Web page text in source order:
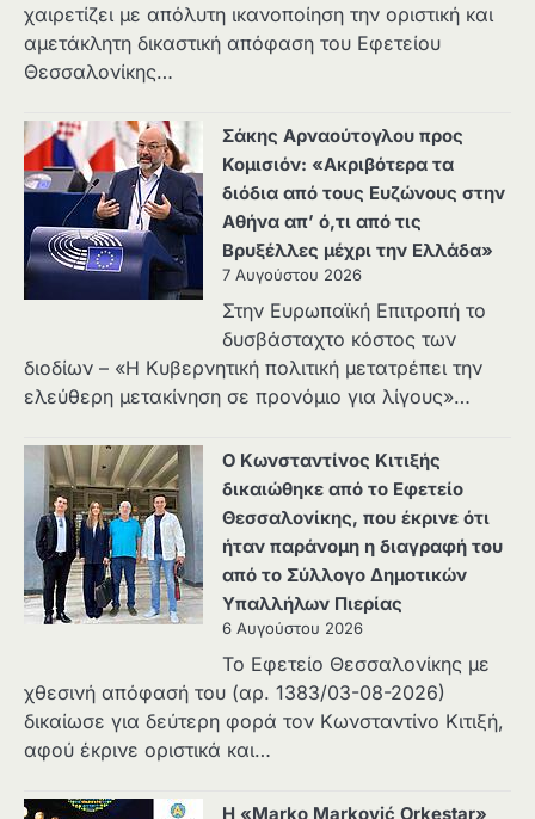
χαιρετίζει με απόλυτη ικανοποίηση την οριστική και
αμετάκλητη δικαστική απόφαση του Εφετείου
Θεσσαλονίκης…
Σάκης Αρναούτογλου προς
Κομισιόν: «Ακριβότερα τα
διόδια από τους Ευζώνους στην
Αθήνα απ’ ό,τι από τις
Βρυξέλλες μέχρι την Ελλάδα»
7 Αυγούστου 2026
Στην Ευρωπαϊκή Επιτροπή το
δυσβάσταχτο κόστος των
διοδίων – «Η Κυβερνητική πολιτική μετατρέπει την
ελεύθερη μετακίνηση σε προνόμιο για λίγους»…
Ο Κωνσταντίνος Κιτιξής
δικαιώθηκε από το Εφετείο
Θεσσαλονίκης, που έκρινε ότι
ήταν παράνομη η διαγραφή του
από το Σύλλογο Δημοτικών
Υπαλλήλων Πιερίας
6 Αυγούστου 2026
Το Εφετείο Θεσσαλονίκης με
χθεσινή απόφασή του (αρ. 1383/03-08-2026)
δικαίωσε για δεύτερη φορά τον Κωνσταντίνο Κιτιξή,
αφού έκρινε οριστικά και…
Η «Marko Marković Orkestar»